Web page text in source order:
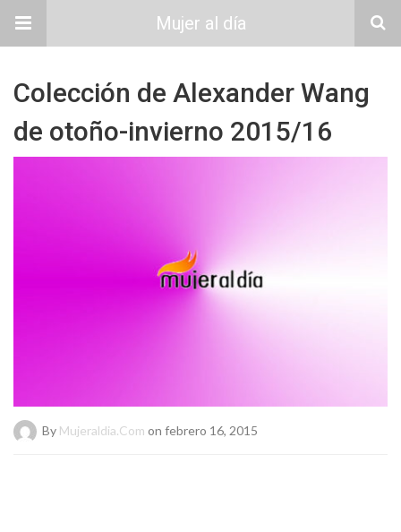
Mujer al día
Colección de Alexander Wang
de otoño-invierno 2015/16
By Mujeraldia.com on febrero 16, 2015